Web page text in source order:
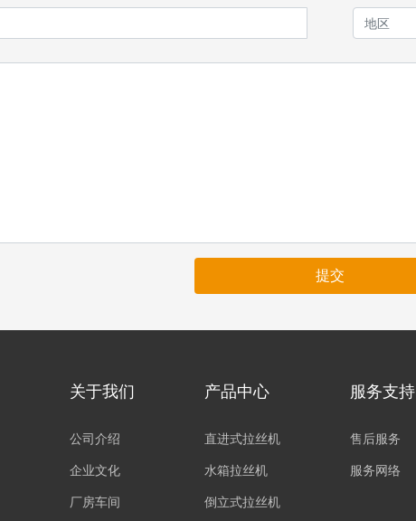
提交
关于我们
公司介绍
企业文化
厂房车间
产品中心
直进式拉丝机
水箱拉丝机
倒立式拉丝机
服务支持
售后服务
服务网络